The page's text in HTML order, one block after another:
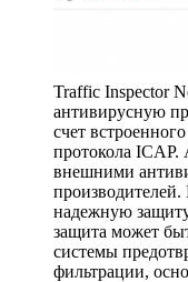
Traffic Inspector
антивирусную
счет
протокола ICAP.
внешними
надежную
защита может
системы
фильтрации,